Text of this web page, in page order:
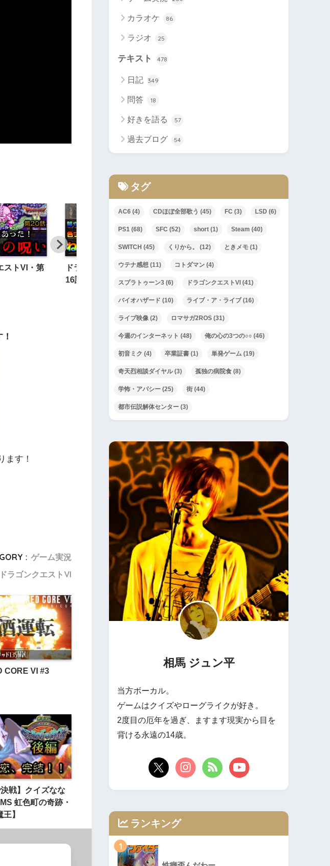
ストVI・第
ドラゴンクエストVI・第
16話
ドラゴンクエストVI・第
27話
ます！
: ゲーム実況
ドラゴンクエストVI
CORE VI #3
決戦】クイズなな
虹色町の奇跡・
】
カラオケ 86
ラジオ 25
テキスト 478
日記 349
問答 18
好きを語る 57
過去ブログ 54
タグ
AC6 (4) CDほぼ全部歌う (45) FC (3) LSD (6)
PS1 (68) SFC (52) short (1) Steam (40)
SWITCH (45) くりから。 (12) ときメモ (1)
ウテナ感想 (11) コトダマン (4)
スプラトゥーン3 (6) ドラゴンクエストVI (41)
バイオハザード (10) ライブ・ア・ライブ(16)
ライブ映像 (2) ロマサガ2ROS (31)
今週のインターネット (48) 俺の心の3つの○○ (46)
初音ミク (4) 卒業証書 (1) 単発ゲーム (19)
奇天烈相談ダイヤル(3) 孤独の病院食 (8)
学怖・アパシー (25) 街 (44)
都市伝説解体センター (3)
相馬 ジュン平
当方ボーカル。
ゲームはクイズやローグライクが好き。
2度目の厄年を過ぎ、ますます現実から目を
背ける永遠の14歳。
ランキング
1